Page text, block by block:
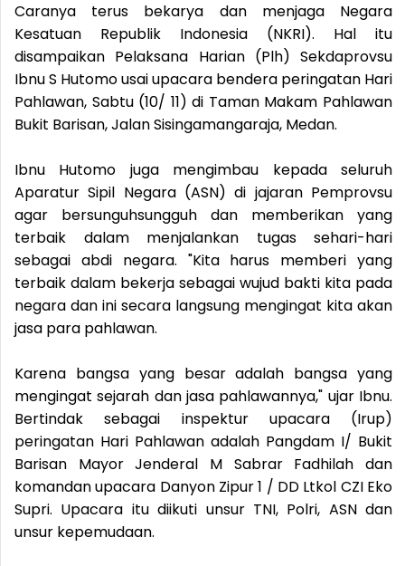
Caranya terus bekarya dan menjaga Negara
Kesatuan Republik Indonesia (NKRI). Hal itu
disampaikan Pelaksana Harian (Plh) Sekdaprovsu
Ibnu S Hutomo usai upacara bendera peringatan Hari
Pahlawan, Sabtu (10/ 11) di Taman Makam Pahlawan
Bukit Barisan, Jalan Sisingamangaraja, Medan.
Ibnu Hutomo juga mengimbau kepada seluruh
Aparatur Sipil Negara (ASN) di jajaran Pemprovsu
agar bersunguhsungguh dan memberikan yang
terbaik dalam menjalankan tugas sehari-hari
sebagai abdi negara. "Kita harus memberi yang
terbaik dalam bekerja sebagai wujud bakti kita pada
negara dan ini secara langsung mengingat kita akan
jasa para pahlawan.
Karena bangsa yang besar adalah bangsa yang
mengingat sejarah dan jasa pahlawannya," ujar Ibnu.
Bertindak sebagai inspektur upacara (Irup)
peringatan Hari Pahlawan adalah Pangdam I/ Bukit
Barisan Mayor Jenderal M Sabrar Fadhilah dan
komandan upacara Danyon Zipur 1 / DD Ltkol CZI Eko
Supri. Upacara itu diikuti unsur TNI, Polri, ASN dan
unsur kepemudaan.